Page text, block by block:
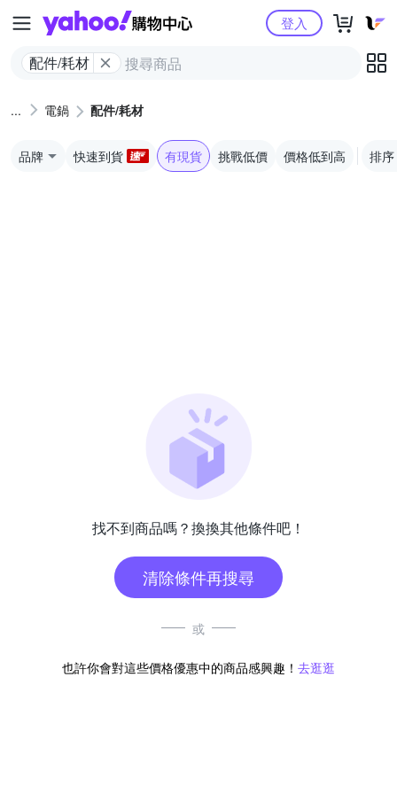
Yahoo購物中心
配件/耗材
登入
電鍋 配件/耗材
品牌 快速到貨 有現貨 挑戰低價 價格低到高 排序
找不到商品嗎？換換其他條件吧！
清除條件再搜尋
或
也許你會對這些價格優惠中的商品感興趣！ 去逛逛